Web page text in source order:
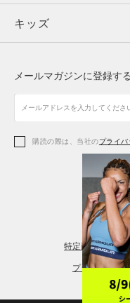
キッズ
アクセサリー
ボトムス
アクセサリー
トップス
シューズ
アクセサリー
レギンス＆タイツ
キッズ
シューズ
メールマガジンに登録する
購読の際は、当社のプライ
特定商取引法に
プライバシー